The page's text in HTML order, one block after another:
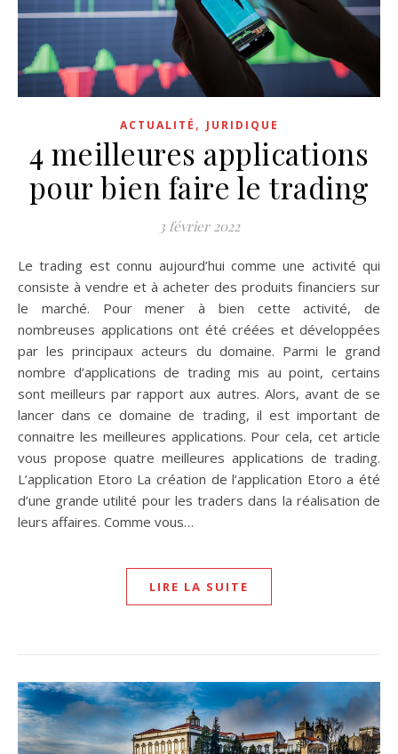
ACTUALITÉ , JURIDIQUE
4 meilleures applications
pour bien faire le trading
3 février 2022
Le trading est connu aujourd’hui comme une activité qui
consiste à vendre et à acheter des produits financiers sur
le marché. Pour mener à bien cette activité, de
nombreuses applications ont été créées et développées
par les principaux acteurs du domaine. Parmi le grand
nombre d’applications de trading mis au point, certains
sont meilleurs par rapport aux autres. Alors, avant de se
lancer dans ce domaine de trading, il est important de
connaitre les meilleures applications. Pour cela, cet article
vous propose quatre meilleures applications de trading.
L’application Etoro La création de l’application Etoro a été
d’une grande utilité pour les traders dans la réalisation de
leurs affaires. Comme vous…
LIRE LA SUITE